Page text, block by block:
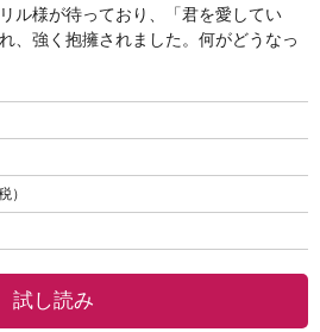
ル様が待っており、「君を愛してい
、強く抱擁されました。何がどうなっ
）
試し読み